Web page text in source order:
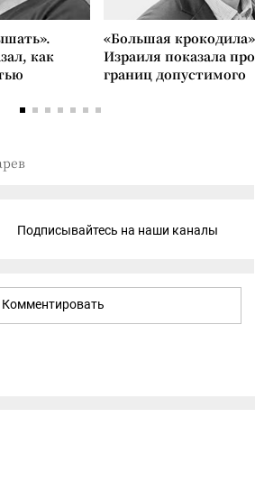
как
«Большая
Израиля показала
границ допустимого
Подписывайтесь на наши каналы
Комментировать